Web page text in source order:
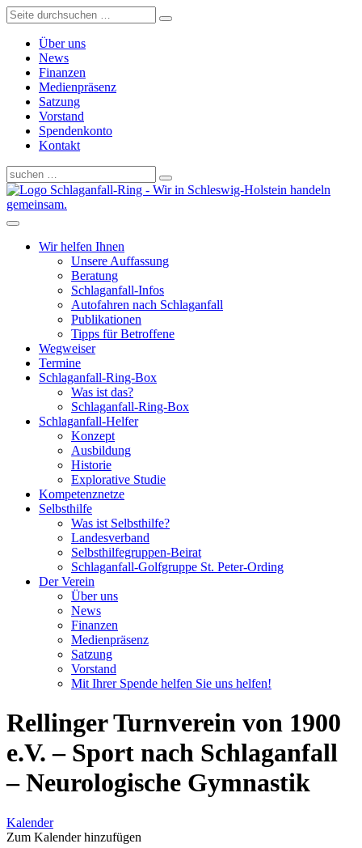
Über uns
News
Finanzen
Medienpräsenz
Satzung
Vorstand
Spendenkonto
Kontakt
Schlaganfall-Ring - Wir in Schleswig-Holstein handeln
gemeinsam.
Wir helfen Ihnen
Unsere Auffassung
Beratung
Schlaganfall-Infos
Autofahren nach Schlaganfall
Publikationen
Tipps für Betroffene
Wegweiser
Termine
Schlaganfall-Ring-Box
Was ist das?
Schlaganfall-Ring-Box
Schlaganfall-Helfer
Konzept
Ausbildung
Historie
Explorative Studie
Kompetenznetze
Selbsthilfe
Was ist Selbsthilfe?
Landesverband
Selbsthilfegruppen-Beirat
Schlaganfall-Golfgruppe St. Peter-Ording
Der Verein
Über uns
News
Finanzen
Medienpräsenz
Satzung
Vorstand
Mit Ihrer Spende helfen Sie uns helfen!
Rellinger Turnverein von 1900
e.V. – Sport nach Schlaganfall
– Neurologische Gymnastik
Kalender
Zum Kalender hinzufügen